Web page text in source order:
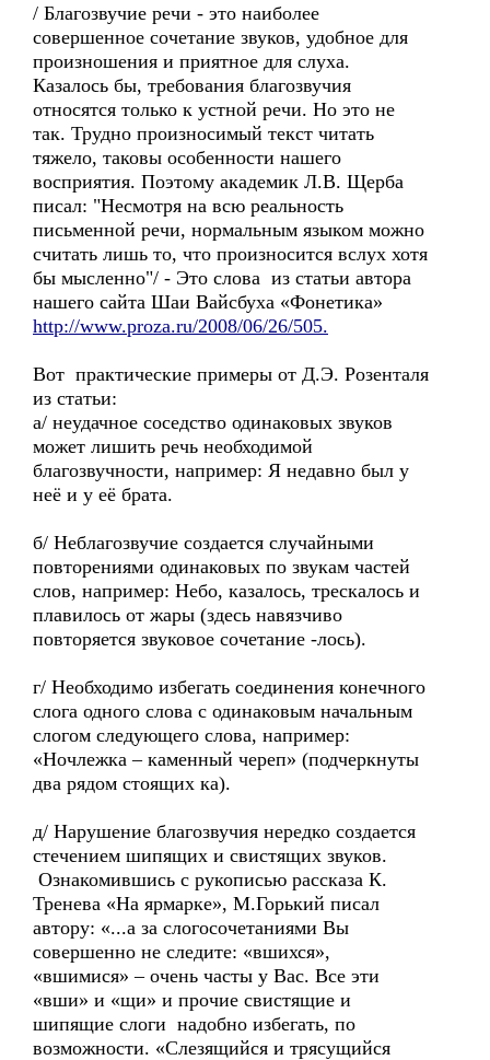
/ Благозвучие речи - это наиболее
совершенное сочетание звуков, удобное для
произношения и приятное для слуха.
Казалось бы, требования благозвучия
относятся только к устной речи. Но это не
так. Трудно произносимый текст читать
тяжело, таковы особенности нашего
восприятия. Поэтому академик Л.В. Щерба
писал: "Несмотря на всю реальность
письменной речи, нормальным языком можно
считать лишь то, что произносится вслух хотя
бы мысленно"/ - Это слова из статьи автора
нашего сайта Шаи Вайсбуха «Фонетика»
http://www.proza.ru/2008/06/26/505.
Вот практические примеры от Д.Э. Розенталя
из статьи:
а/ неудачное соседство одинаковых звуков
может лишить речь необходимой
благозвучности, например: Я недавно был у
неё и у её брата.
б/ Неблагозвучие создается случайными
повторениями одинаковых по звукам частей
слов, например: Небо, казалось, трескалось и
плавилось от жары (здесь навязчиво
повторяется звуковое сочетание -лось).
г/ Необходимо избегать соединения конечного
слога одного слова с одинаковым начальным
слогом следующего слова, например:
«Ночлежка – каменный череп» (подчеркнуты
два рядом стоящих ка).
д/ Нарушение благозвучия нередко создается
стечением шипящих и свистящих звуков.
Ознакомившись с рукописью рассказа К.
Тренева «На ярмарке», М.Горький писал
автору: «...а за слогосочетаниями Вы
совершенно не следите: «вшихся»,
«вшимися» – очень часты у Вас. Все эти
«вши» и «щи» и прочие свистящие и
шипящие слоги надобно избегать, по
возможности. «Слезящийся и трясущийся